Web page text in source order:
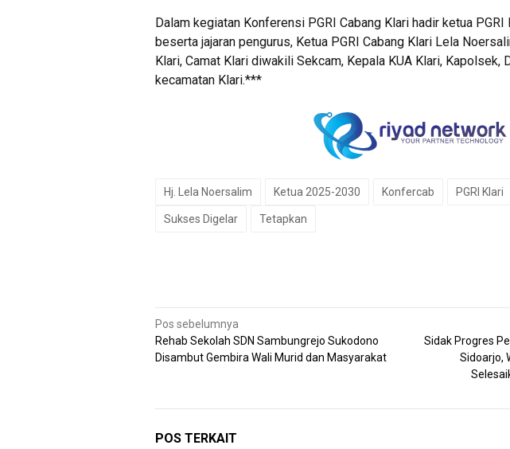
Dalam kegiatan Konferensi PGRI Cabang Klari hadir ketua PGRI
beserta jajaran pengurus, Ketua PGRI Cabang Klari Lela
Klari, Camat Klari diwakili Sekcam, Kepala KUA Klari, Kapolsek,
kecamatan Klari.***
Hj. Lela Noersalim Ketua 2025-2030 Konfercab PGRI Klari
Sukses Digelar Tetapkan
Navigasi
pos
Pos sebelumnya
Rehab Sekolah SDN Sambungrejo Sukodono
Disambut Gembira Wali Murid dan Masyarakat
Sidak Progres
Sidoarjo,
POS TERKAIT